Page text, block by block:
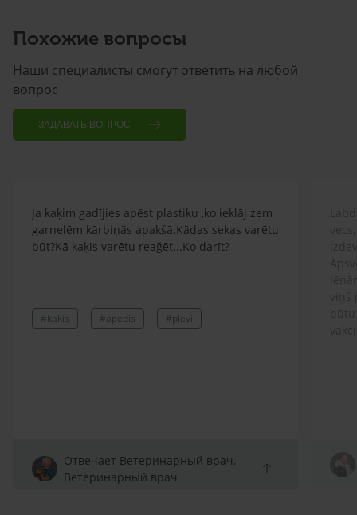
Похожие вопросы
Наши специалисты смогут ответить на любой
вопрос
ЗАДАВАТЬ ВОПРОС
Ja kaķim gadījies apēst plastiku ,ko ieklāj zem
garnelēm kārbiņās apakšā.Kādas sekas varētu
būt?Kā kaķis varētu reağēt...Ko darīt?
#kakis #apedis #plevi
Отвечает Ветеринарный врач,
Ветеринарный врач